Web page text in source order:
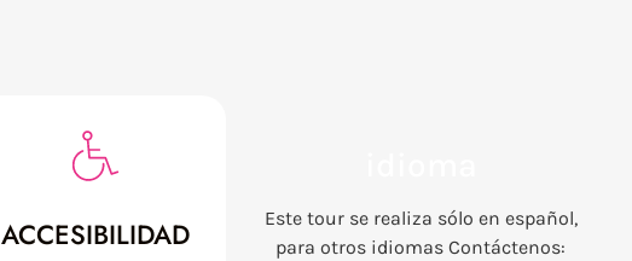
ACCESIBILIDAD
Este tour se realiza sólo en español,
para otros idiomas Contáctenos: